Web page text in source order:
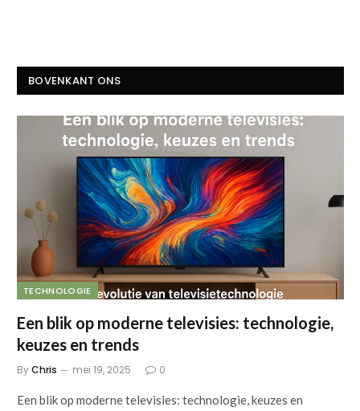
BOVENKANT ONS
TECHNOLOGIE
Een blik op moderne televisies: technologie,
keuzes en trends
ByChris mei 19, 2025 0
Een blik op moderne televisies: technologie, keuzes en